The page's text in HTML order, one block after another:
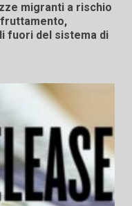
migranti a rischio
fuori del sistema di